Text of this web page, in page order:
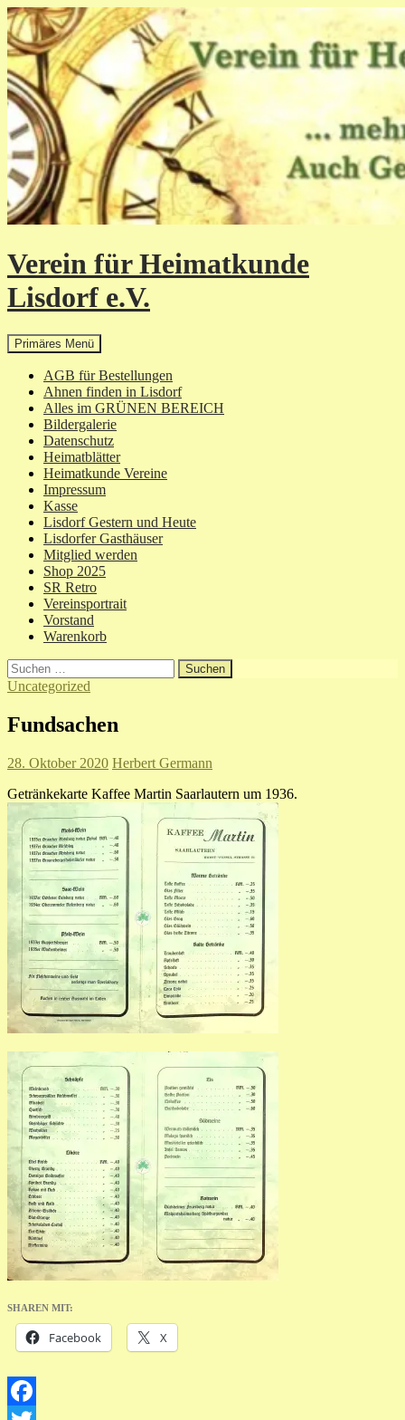
Zum
Inhalt
springen
Verein für Heimatkunde
Lisdorf e.V.
Suchen
Primäres Menü
AGB für Bestellungen
Ahnen finden in Lisdorf
Alles im GRÜNEN BEREICH
Bildergalerie
Datenschutz
Heimatblätter
Heimatkunde Vereine
Impressum
Kasse
Lisdorf Gestern und Heute
Lisdorfer Gasthäuser
Mitglied werden
Shop 2025
SR Retro
Vereinsportrait
Vorstand
Warenkorb
Suchen
nach:
Uncategorized
Fundsachen
28. Oktober 2020 Herbert Germann
Getränkekarte Kaffee Martin Saarlautern um 1936.
SHAREN MIT:
Facebook X